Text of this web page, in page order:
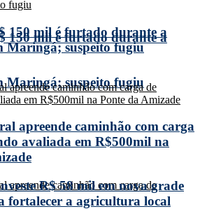
150 mil é furtado durante a
Maringá; suspeito fugiu
150 mil é furtado durante a
Maringá; suspeito fugiu
apreende caminhão com carga
avaliada em R$500mil na
R$ 58 mil em nova grade
fortalecer a agricultura local